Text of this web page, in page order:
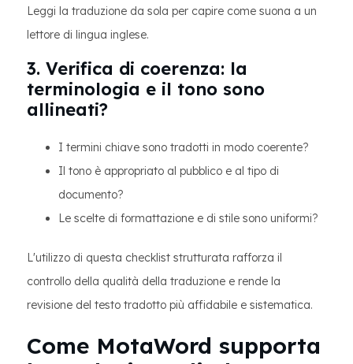
Leggi la traduzione da sola per capire come suona a un
lettore di lingua inglese.
3. Verifica di coerenza: la
terminologia e il tono sono
allineati?
I termini chiave sono tradotti in modo coerente?
Il tono è appropriato al pubblico e al tipo di
documento?
Le scelte di formattazione e di stile sono uniformi?
L'utilizzo di questa checklist strutturata rafforza il
controllo della qualità della traduzione e rende la
revisione del testo tradotto più affidabile e sistematica.
Come MotaWord supporta